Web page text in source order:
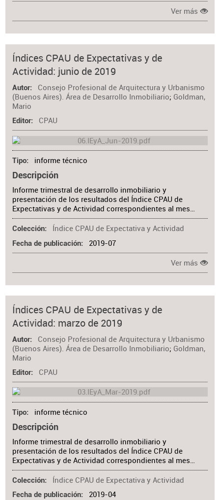
Ver más
Índices CPAU de Expectativas y de
Actividad: junio de 2019
Autor
Consejo Profesional de Arquitectura y Urbanismo
(Buenos Aires). Área de Desarrollo Inmobiliario; Goldman,
Mario
Editor CPAU
Tipo informe técnico
Descripción
Informe trimestral de desarrollo inmobiliario y
presentación de los resultados del Índice CPAU de
Expectativas y de Actividad correspondientes al mes…
Colección Índice CPAU de Expectativa y Actividad
Fecha de publicación 2019-07
Ver más
Índices CPAU de Expectativas y de
Actividad: marzo de 2019
Autor
Consejo Profesional de Arquitectura y Urbanismo
(Buenos Aires). Área de Desarrollo Inmobiliario; Goldman,
Mario
Editor CPAU
Tipo informe técnico
Descripción
Informe trimestral de desarrollo inmobiliario y
presentación de los resultados del Índice CPAU de
Expectativas y de Actividad correspondientes al mes…
Colección Índice CPAU de Expectativa y Actividad
Fecha de publicación 2019-04